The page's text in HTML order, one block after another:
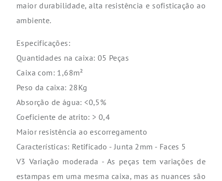
maior durabilidade, alta resistência e sofisticação ao
ambiente.
Especificações:
Quantidades na caixa: 05 Peças
Caixa com: 1,68m²
Peso da caixa: 28Kg
Absorção de água: <0,5%
Coeficiente de atrito: > 0,4
Maior resistência ao escorregamento
Características: Retificado - Junta 2mm - Faces 5
V3 Variação moderada - As peças tem variações de
estampas em uma mesma caixa, mas as nuances são